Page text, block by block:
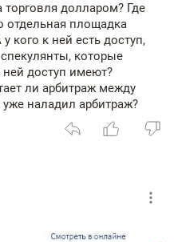
долларом? Где
отдельная площадка
кого к ней есть доступ,
которые
доступ имеют?
ли арбитраж между
уже наладил арбитраж?